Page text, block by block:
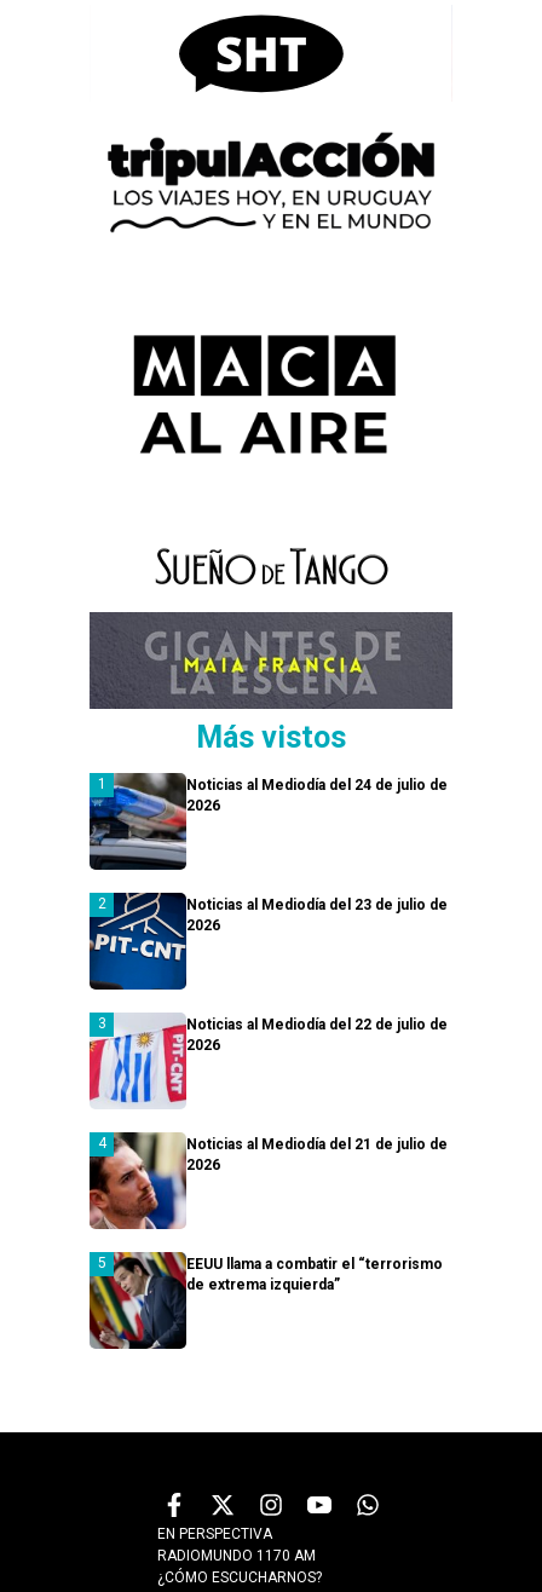
Más vistos
Noticias al Mediodía del 24 de julio de
2026
Noticias al Mediodía del 23 de julio de
2026
Noticias al Mediodía del 22 de julio de
2026
Noticias al Mediodía del 21 de julio de
2026
EEUU llama a combatir el “terrorismo
de extrema izquierda”
EN PERSPECTIVA
RADIOMUNDO 1170 AM
¿CÓMO ESCUCHARNOS?